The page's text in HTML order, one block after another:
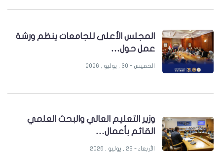
المجلس الأعلى للجامعات ينظم ورشة
عمل حول…
الخميس - 30 , يوليو , 2026
وزير التعليم العالي والبحث العلمي
القائم بأعمال…
الأربعاء - 29 , يوليو , 2026